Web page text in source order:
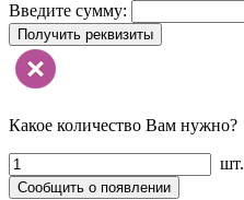
Введите сумму:
Получить реквизиты
Какое количество Вам нужно?
шт.
Сообщить о появлении